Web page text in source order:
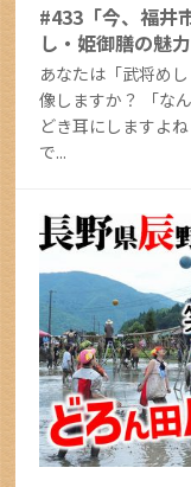
#433「今、福井
し・姫御膳の魅
あなたは「武将め
像しますか？ 「な
どき耳にしますよ
で...